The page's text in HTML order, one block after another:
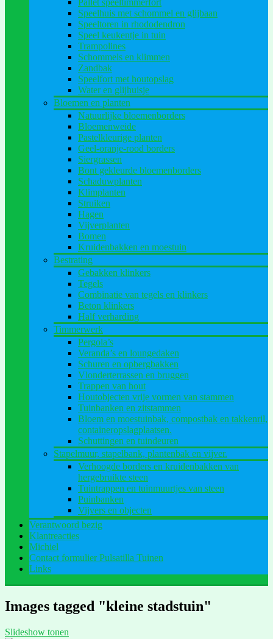
Speelhuis met schommel en glijbaan
Speeltoren in rhododendron
Speel keukentje in tuin
Trampolines
Schommels en klimmen
Zandbak
Speelfort met houtopslag
Water en glijhuisje
Bloemen en planten
Natuurlijke bloemenborders
Bloemenweide
Pastelkleurige planten
Geel-oranje-rood borders
Siergrassen
Bont gekleurde bloemenborders
Schaduwplanten
Klimplanten
Struiken
Hagen
Vijverplanten
Bomen
Kruidenbakken en moestuin
Bestrating
Gebakken klinkers
Tegels
Combinatie van tegels en klinkers
Beton klinkers
Half verharding
Timmerwerk
Pergola’s
Veranda’s en loungedaken
Schuren en opbergbakken
Vlonderterrassen en bruggen
Trappen van hout
Houtobjecten vrije vormen van stammen
Tuinbanken en zitstammen
Bloem en moestuinbak, compostbak en takkenril,
containeropslagplaatsen.
Schuttingen en tuindeuren
Stapelmuur, stapelbank, plantenbak en vijver.
Verhoogde borders en kruidenbakken van
hergebruikte steen
Tuintrappen en tuinmuurtjes van steen
Puinbanken
Vijvers en objecten
Verantwoord bezig
Klantreacties
Michiel
Contact formulier Pulsatilla Tuinen
Links
Images tagged "kleine stadstuin"
Slideshow tonen